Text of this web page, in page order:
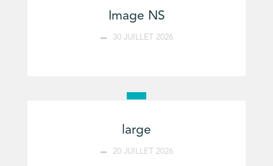
Image NS
30 JUILLET 2026
large
20 JUILLET 2026